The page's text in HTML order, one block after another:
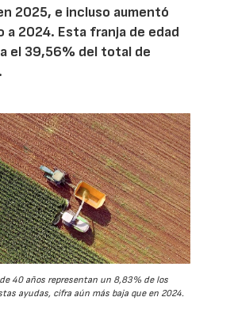
2025, e incluso aumentó
a 2024. Esta franja de edad
el 39,56% del total de
40 años representan un 8,83% de los
ayudas, cifra aún más baja que en 2024.